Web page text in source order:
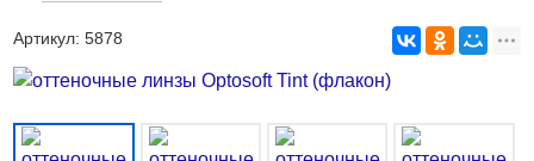
Артикул:5878